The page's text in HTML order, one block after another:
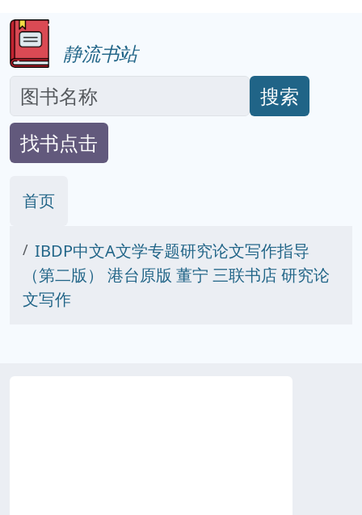
静流书站
搜索
找书点击
首页
IBDP中文A文学专题研究论文写作指导
（第二版） 港台原版 董宁 三联书店 研究论
文写作